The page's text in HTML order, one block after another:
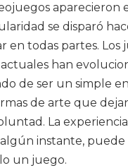
aparecieron
se disparó
en todas partes. Los
han
de ser un simple
de arte que
La
algún instante,
un juego.